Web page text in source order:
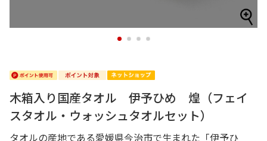
1 2 3 4
木箱入り国産タオル 伊予ひめ 煌（フェイ
スタオル・ウォッシュタオルセット）
タオルの産地である愛媛県今治市で生まれた「伊予ひ